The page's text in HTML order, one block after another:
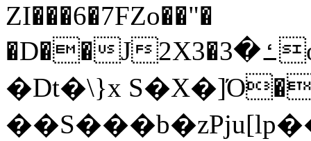
ZI���6�7FZo��"�
�D��J2X3�ߑ�3o�|aak�q�@����]�K���w���r;�
�Dt�\}x